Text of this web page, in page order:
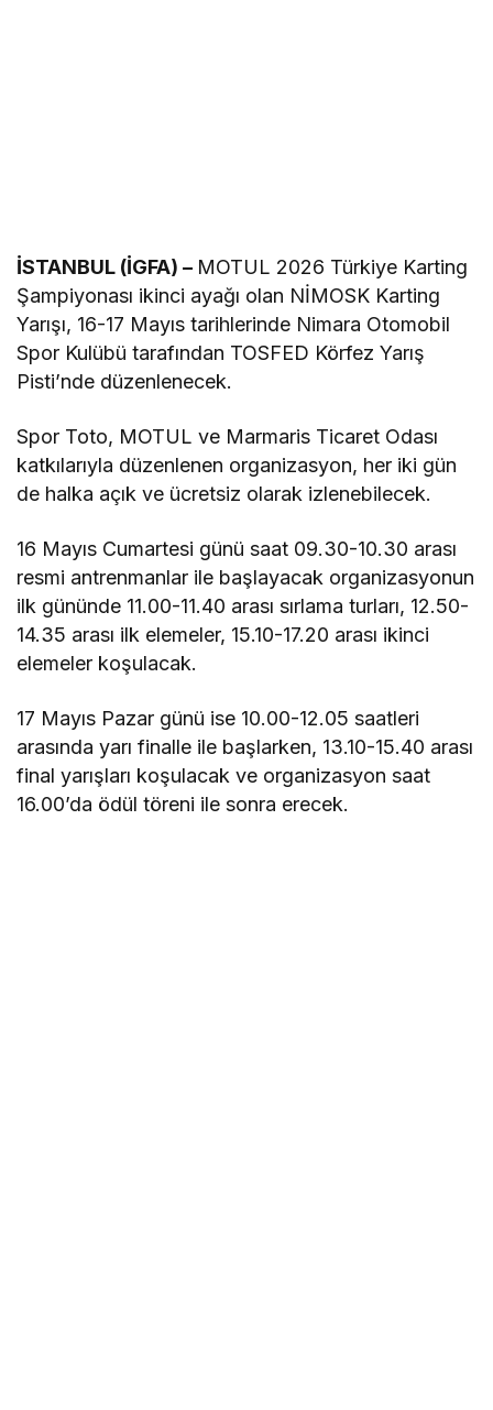
İSTANBUL (İGFA) – MOTUL 2026 Türkiye Karting
Şampiyonası ikinci ayağı olan NİMOSK Karting
Yarışı, 16-17 Mayıs tarihlerinde Nimara Otomobil
Spor Kulübü tarafından TOSFED Körfez Yarış
Pisti’nde düzenlenecek.
Spor Toto, MOTUL ve Marmaris Ticaret Odası
katkılarıyla düzenlenen organizasyon, her iki gün
de halka açık ve ücretsiz olarak izlenebilecek.
16 Mayıs Cumartesi günü saat 09.30-10.30 arası
resmi antrenmanlar ile başlayacak organizasyonun
ilk gününde 11.00-11.40 arası sırlama turları, 12.50-
14.35 arası ilk elemeler, 15.10-17.20 arası ikinci
elemeler koşulacak.
17 Mayıs Pazar günü ise 10.00-12.05 saatleri
arasında yarı finalle ile başlarken, 13.10-15.40 arası
final yarışları koşulacak ve organizasyon saat
16.00’da ödül töreni ile sonra erecek.